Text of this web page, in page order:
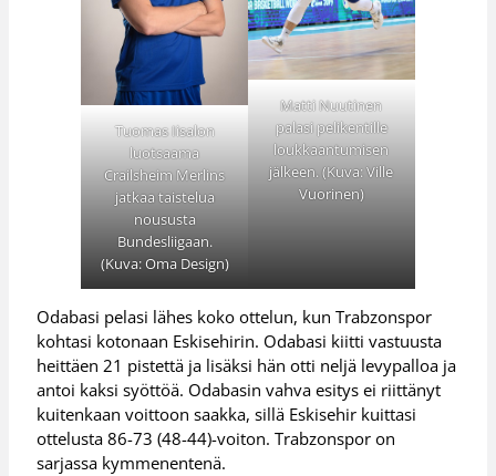
Tuomas Iisalon
luotsaama
Crailsheim Merlins
jatkaa taistelua
noususta
Bundesliigaan.
(Kuva: Oma Design)
Matti Nuutinen
palasi pelikentille
loukkaantumisen
jälkeen. (Kuva: Ville
Vuorinen)
Odabasi pelasi lähes koko ottelun, kun Trabzonspor
kohtasi kotonaan Eskisehirin. Odabasi kiitti vastuusta
heittäen 21 pistettä ja lisäksi hän otti neljä levypalloa ja
antoi kaksi syöttöä. Odabasin vahva esitys ei riittänyt
kuitenkaan voittoon saakka, sillä Eskisehir kuittasi
ottelusta 86-73 (48-44)-voiton. Trabzonspor on
sarjassa kymmenentenä.